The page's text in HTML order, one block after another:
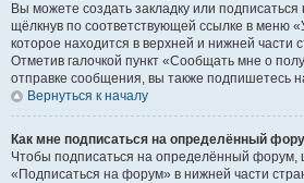
Вы можете создать закладку или
щёлкнув по соответствующей ссылке в меню
которое находится в верхней и нижней части
Отметив галочкой пункт «Сообщать мне о
отправке сообщения, вы также подпишетесь
Вернуться к началу
Как мне подписаться на определённый
Чтобы подписаться на определённый форум,
«Подписаться на форум» в нижней части